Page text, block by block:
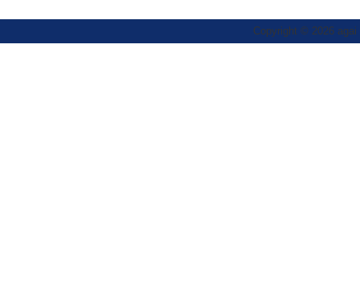
Copyright © 2026